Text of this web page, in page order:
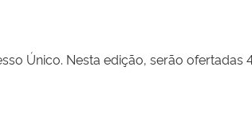
Único. Nesta edição, serão ofertadas